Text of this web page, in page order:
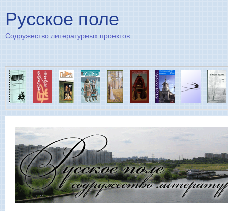
Русское поле
Содружество литературных проектов